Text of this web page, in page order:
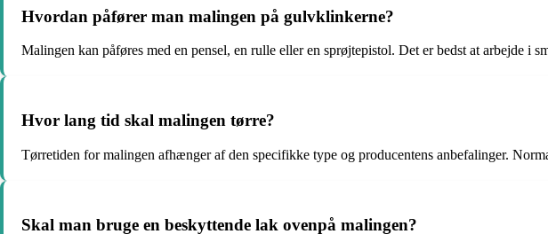
Hvordan påfører man malingen på gulvklinkerne?
Malingen kan påføres med en pensel, en rulle eller en sprøjtepistol. Det er bedst at arbejde i
Hvor lang tid skal malingen tørre?
Tørretiden for malingen afhænger af den specifikke type og producentens anbefalinger.
Skal man bruge en beskyttende lak ovenpå malingen?